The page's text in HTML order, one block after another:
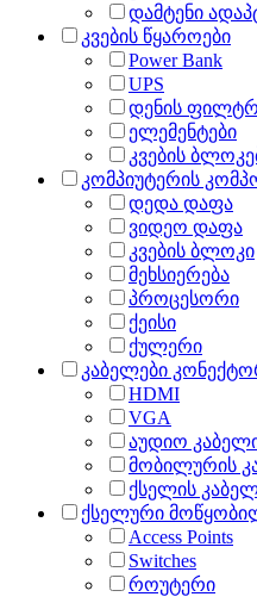
დამტენი
კვების წყაროები
Power Bank
UPS
დენის
ელემენტები
კვების
კომპიუტერის
დედა დაფა
ვიდეო დაფა
კვების ბლოკი
მეხსიერება
პროცესორი
ქეისი
ქულერი
კაბელები
HDMI
VGA
აუდიო
მობილურის
ქსელის
ქსელური
Access Points
Switches
როუტერი